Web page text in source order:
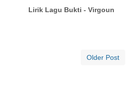
Lirik Lagu Bukti - Virgoun
Older Post